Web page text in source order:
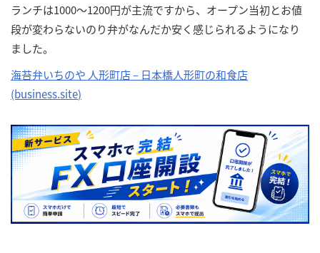
ランチは1000～1200円が主流ですから、オープン当初とお値
段が変わらないのり弁がなんだか安く感じられるようになり
ました。
海苔弁いちのや 人形町店 – 日本橋人形町の和食店
(business.site)